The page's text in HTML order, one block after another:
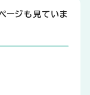
ージも見ていま